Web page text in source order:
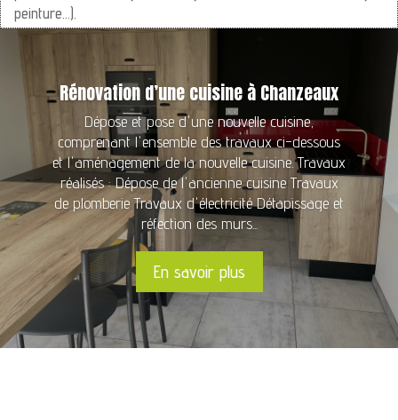
peinture…).
Rénovation d’une cuisine à Chanzeaux
Dépose et pose d'une nouvelle cuisine,
comprenant l'ensemble des travaux ci-dessous
et l'aménagement de la nouvelle cuisine. Travaux
réalisés : Dépose de l'ancienne cuisine Travaux
de plomberie Travaux d'électricité Détapissage et
réfection des murs...
En savoir plus